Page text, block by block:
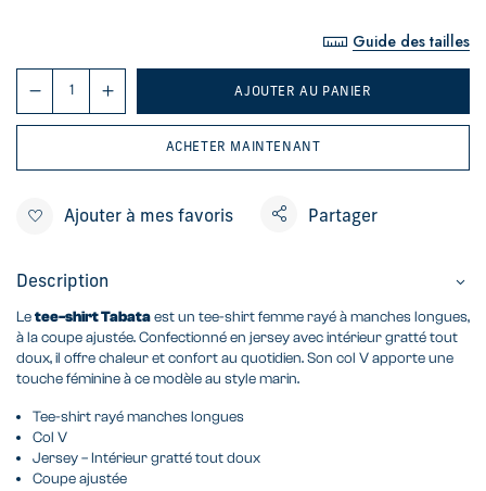
Guide des tailles
AJOUTER AU PANIER
ACHETER MAINTENANT
Ajouter à mes favoris Partager
Description
Letee-shirt Tabataest un tee-shirt femme rayé à manches longues,
à la coupe ajustée. Confectionné en jersey avec intérieur gratté tout
doux, il offre chaleur et confort au quotidien. Son col V apporte une
touche féminine à ce modèle au style marin.
Tee-shirt rayé manches longues
Col V
Jersey – Intérieur gratté tout doux
Coupe ajustée